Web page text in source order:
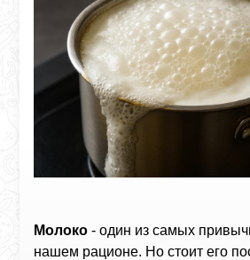
Молоко - один из самых
нашем рационе. Но стоит его